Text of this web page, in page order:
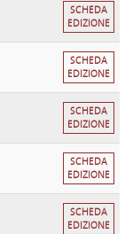
SCHEDA
EDIZIONE
SCHEDA
EDIZIONE
SCHEDA
EDIZIONE
SCHEDA
EDIZIONE
SCHEDA
EDIZIONE